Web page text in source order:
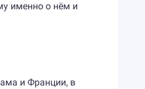
именно о нём и
и Франции, в